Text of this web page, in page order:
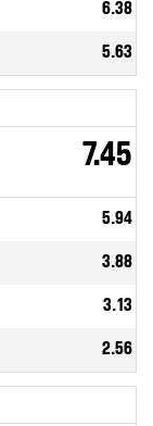
6.38
5.63
7.45
5.94
3.88
3.13
2.56